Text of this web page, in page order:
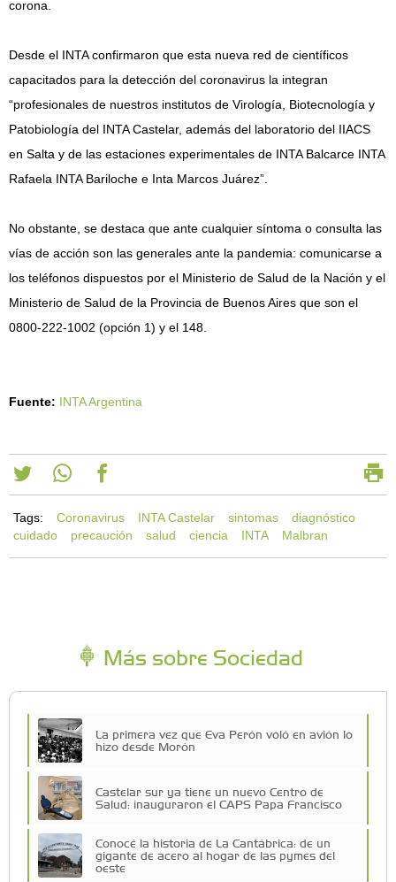
corona.
Desde el INTA confirmaron que esta nueva red de científicos
capacitados para la detección del coronavirus la integran
“profesionales de nuestros institutos de Virología, Biotecnología y
Patobiología del INTA Castelar, además del laboratorio del IIACS
en Salta y de las estaciones experimentales de INTA Balcarce INTA
Rafaela INTA Bariloche e Inta Marcos Juárez”.
No obstante, se destaca que ante cualquier síntoma o consulta las
vías de acción son las generales ante la pandemia: comunicarse a
los teléfonos dispuestos por el Ministerio de Salud de la Nación y el
Ministerio de Salud de la Provincia de Buenos Aires que son el
0800-222-1002 (opción 1) y el 148.
Fuente: INTA Argentina
Tags: Coronavirus INTA Castelar sintomas
diagnóstico
cuidado
precaución salud ciencia INTA Malbran
Más sobre Sociedad
La primera vez que Eva Perón voló en avión lo
hizo desde Morón
Castelar sur ya tiene un nuevo Centro de
Salud: inauguraron el CAPS Papa Francisco
Conocé la historia de La Cantábrica: de un
gigante de acero al hogar de las pymes del
oeste